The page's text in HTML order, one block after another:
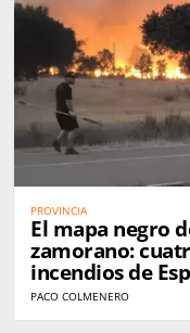
PROVINCIA
El mapa negro
zamorano:
incendios de
golpearon
PACO COLMENERO